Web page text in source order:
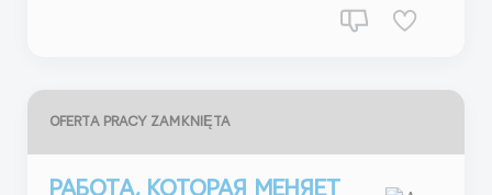
OFERTA PRACY ZAMKNIĘTA
РАБОТА, КОТОРАЯ МЕНЯЕТ